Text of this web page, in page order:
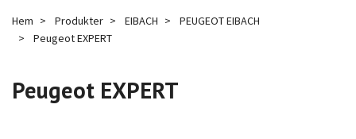
Hem Produkter EIBACH
PEUGEOT EIBACH
Peugeot EXPERT
Peugeot EXPERT